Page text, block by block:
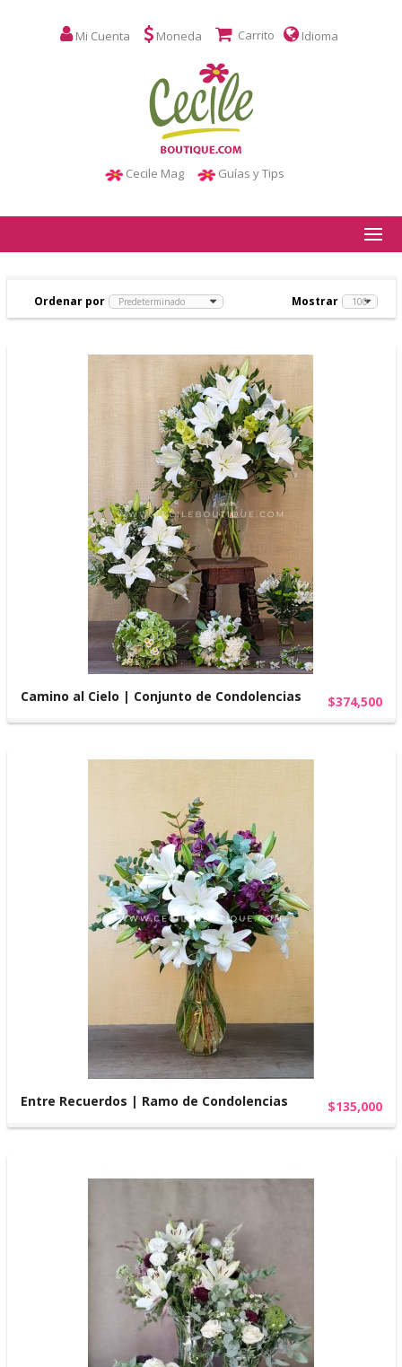
Mi Cuenta Moneda Carrito Idioma
Cecile Mag Guías y Tips
Ordenar por Mostrar
Camino al Cielo | Conjunto de Condolencias $374,500
Entre Recuerdos | Ramo de Condolencias $135,000